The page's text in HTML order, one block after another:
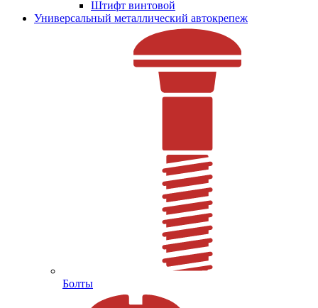
Штифт винтовой
Универсальный металлический автокрепеж
Болты